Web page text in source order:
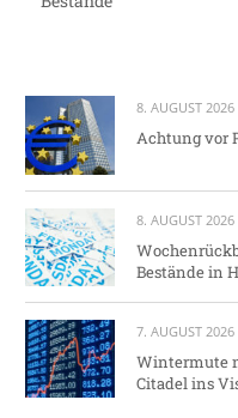
8. AUGUST 2026
Achtung vor
8. AUGUST 2026
Bestände in
7. AUGUST 2026
Wintermute
Citadel ins